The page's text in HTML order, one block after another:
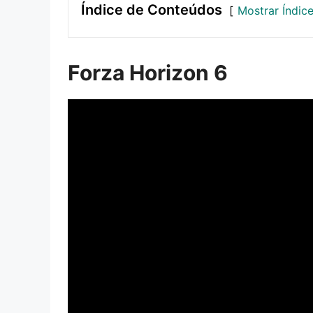
Índice de Conteúdos Mostrar Índice
Forza Horizon 6